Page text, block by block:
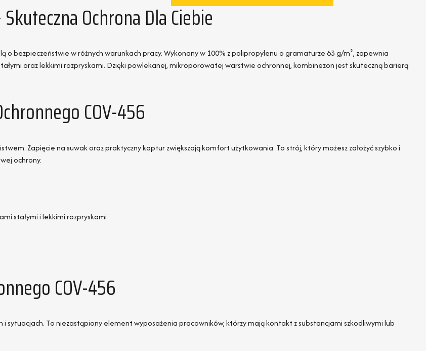
Ochrona Dla Ciebie
o bezpieczeństwie w różnych warunkach pracy. Wykonany w 100% z polipropylenu o gramaturze 63 g/m², zapewnia
oraz lekkimi rozpryskami. Dzięki powlekanej, mikroporowatej warstwie ochronnej, kombinezon jest skuteczną barierą
COV-456
Zapięcie na suwak oraz praktyczny kaptur zwiększają komfort użytkowania. To strój, który możesz założyć szybko i
ochrony.
stałymi i lekkimi rozpryskami
COV-456
sytuacjach. To niezastąpiony element wyposażenia pracowników, którzy mają kontakt z substancjami szkodliwymi lub